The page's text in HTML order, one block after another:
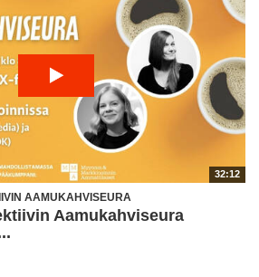
32:12
AAMUKAHVISEURA
Aamukahviseura